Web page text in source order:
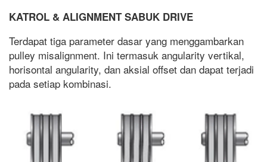
KATROL & ALIGNMENT SABUK DRIVE
Terdapat tiga parameter dasar yang menggambarkan
pulley misalignment. Ini termasuk angularity vertikal,
horisontal angularity, dan aksial offset dan dapat terjadi
pada setiap kombinasi.